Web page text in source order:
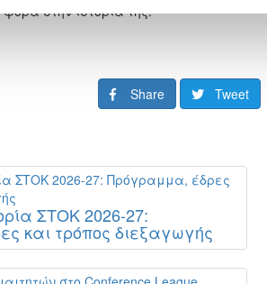
στην ιστορία της.
Share Tweet
ΣΤΟΚ 2026-27:
και τρόπος διεξαγωγής